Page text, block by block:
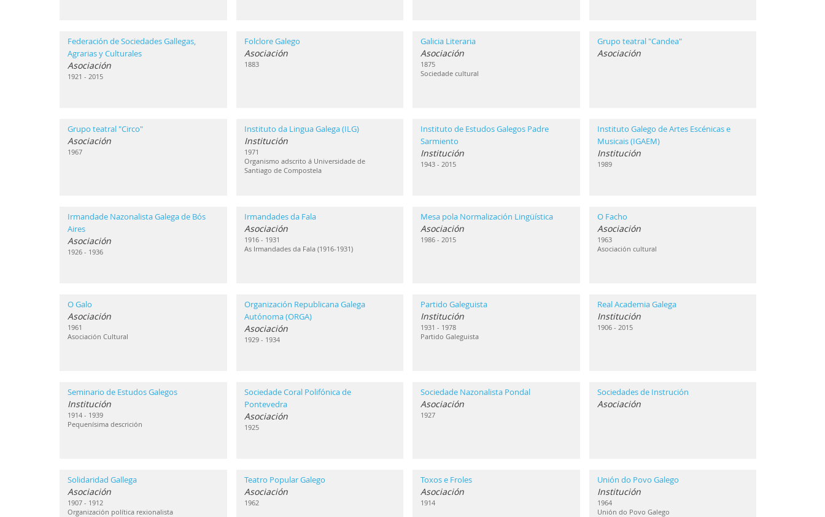
Federación de Sociedades Gallegas,
Agrarias y Culturales
Asociación
1921 - 2015
Folclore Galego
Asociación
1883
Galicia Literaria
Asociación
1875
Sociedade cultural
Grupo teatral "Candea"
Asociación
Grupo teatral "Circo"
Asociación
1967
Instituto da Lingua Galega (ILG)
Institución
1971
Organismo adscrito á Universidade de
Santiago de Compostela
Instituto de Estudos Galegos Padre
Sarmiento
Institución
1943 - 2015
Instituto Galego de Artes Escénicas e
Musicais (IGAEM)
Institución
1989
Irmandade Nazonalista Galega de Bós
Aires
Asociación
1926 - 1936
Irmandades da Fala
Asociación
1916 - 1931
As Irmandades da Fala (1916-1931)
Mesa pola Normalización Lingüística
Asociación
1986 - 2015
O Facho
Asociación
1963
Asociación cultural
O Galo
Asociación
1961
Asociación Cultural
Organización Republicana Galega
Autónoma (ORGA)
Asociación
1929 - 1934
Partido Galeguista
Institución
1931 - 1978
Partido Galeguista
Real Academia Galega
Institución
1906 - 2015
Seminario de Estudos Galegos
Institución
1914 - 1939
Pequenísima descrición
Sociedade Coral Polifónica de
Pontevedra
Asociación
1925
Sociedade Nazonalista Pondal
Asociación
1927
Sociedades de Instrución
Asociación
Solidaridad Gallega
Asociación
1907 - 1912
Organización política rexionalista
Teatro Popular Galego
Asociación
1962
Toxos e Froles
Asociación
1914
Unión do Povo Galego
Institución
1964
Unión do Povo Galego